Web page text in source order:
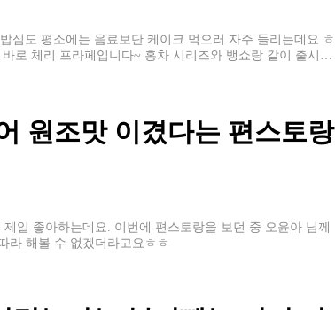
심도 평소에는 음료보단 케이크 먹으러 자주 들리는데요 ㅎ
로 체리 프라페입니다~ 홍차 시리즈와 뱅쇼랑 같이 출시되
원조맛 이겼다는 편스토랑
일 좋아하는데요. 이번에 편스토랑을 보던 중 오윤아 님께
라 해볼 수 없겠더라고요ㅎㅎ